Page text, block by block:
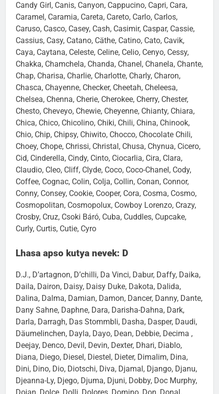
Calypso, Camaro, Cambra, Camillo, Camis, Campino,
Candy Girl, Canis, Canyon, Cappucino, Capri, Cara,
Caramel, Caramia, Careta, Careto, Carlo, Carlos,
Caruso, Casco, Casey, Cash, Casimir, Caspar, Cassie,
Cassius, Casy, Catano, Cäthe, Catino, Cato, Cavik,
Caya, Caytana, Celeste, Celine, Celio, Cenyo, Cessy,
Chakka, Chamchela, Chanda, Chanel, Chanela, Chante,
Chap, Charisa, Charlie, Charlotte, Charly, Charon,
Chasca, Chayenne, Checker, Cheetah, Cheleesa,
Chelsea, Chenna, Cherie, Cherokee, Cherry, Chester,
Chesto, Cheveyo, Chewie, Cheyenne, Chianty, Chiara,
Chica, Chico, Chicolino, Chiki, Chili, China, Chinook,
Chio, Chip, Chipsy, Chiwito, Chocco, Chocolate Chili,
Choey, Chope, Chrissi, Christal, Chusa, Chynua, Cicero,
Cid, Cinderella, Cindy, Cinto, Ciocarlia, Cira, Clara,
Claudio, Cleo, Cliff, Clyde, Coco, Coco-Chanel, Cody,
Coffee, Cognac, Colin, Colja, Collin, Conan, Connor,
Conny, Consey, Cookie, Cooper, Cora, Cosma, Cosmo,
Cosmopolitan, Cosmopolux, Cowboy Lorenzo, Crazy,
Crosby, Cruz, Csoki Báró, Cuba, Cuddles, Cupcake,
Lhasa apso kutya nevek: D
D.J., D’artagnon, D’chilli, Da Vinci, Dabur, Daffy, Daika,
Daila, Dairon, Daisy, Daisy Duke, Dakota, Dalida,
Dalina, Dalma, Damian, Damon, Dancer, Danny, Dante,
Dany Sahne, Daphne, Dara, Darisha-Dahna, Dark,
Darla, Darragh, Das Stommbli, Dasha, Dasper, Daudi,
Däumelinchen, Dayla, Dayo, Dean, Debbie, Decima ,
Deejay, Denco, Devil, Devin, Dexter, Dhari, Diablo,
Diana, Diego, Diesel, Diestel, Dieter, Dimalim, Dina,
Dini, Dino, Dio, Diotschi, Diva, Djamal, Django, Djanu,
Djeanna-Ly, Djego, Djuma, Djuni, Dobby, Doc Murphy,